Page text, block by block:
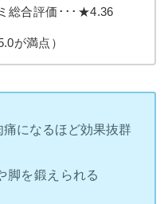
総合評価･･･★4.36
が満点）
痛になるほど効果抜群
脚を鍛えられる